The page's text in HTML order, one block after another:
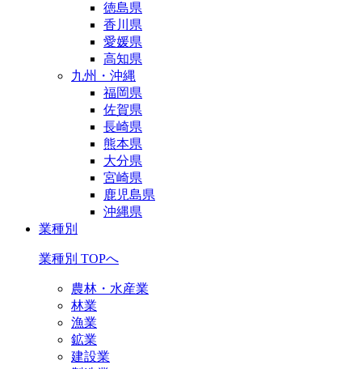
徳島県
香川県
愛媛県
高知県
九州・沖縄
福岡県
佐賀県
長崎県
熊本県
大分県
宮崎県
鹿児島県
沖縄県
業種別
業種別 TOPへ
農林・水産業
林業
漁業
鉱業
建設業